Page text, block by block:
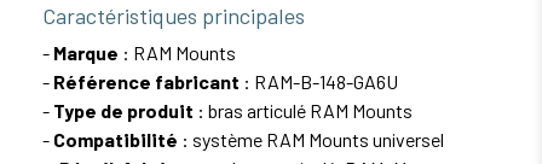
Caractéristiques principales
- Marque : RAM Mounts
- Référence fabricant : RAM-B-148-GA6U
- Type de produit : bras articulé RAM Mounts
- Compatibilité : système RAM Mounts universel